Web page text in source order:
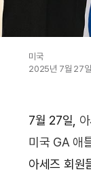
미국
2025년 7월 27일
7월 27일,
미국 GA 애
아세즈 회원